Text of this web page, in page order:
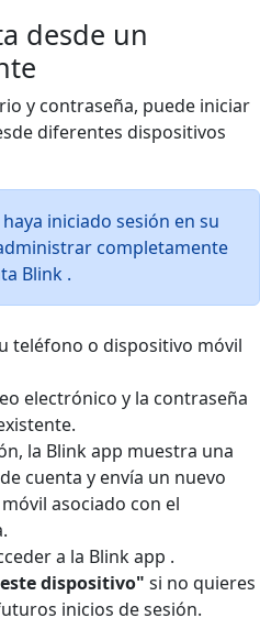
desde un
y contraseña, puede iniciar
diferentes dispositivos
iniciado sesión en su
completamente
Blink .
teléfono o dispositivo móvil
electrónico y la contraseña
la Blink app muestra una
cuenta y envía un nuevo
asociado con el
a la Blink app .
dispositivo" si no quieres
inicios de sesión.